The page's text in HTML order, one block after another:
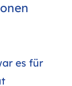
es für